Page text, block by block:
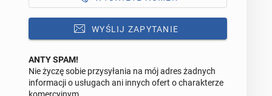
WYŚLIJ ZAPYTANIE
Odpowiedz na ofertę tego ogłoszenia
ANTY SPAM!
Nie życzę sobie przysyłania na mój adres żadnych
informacji o usługach ani innych ofert o charakterze